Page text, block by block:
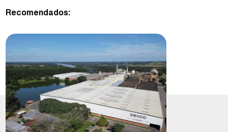
Recomendados: